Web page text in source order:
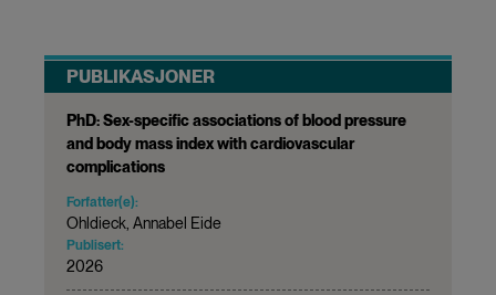
PUBLIKASJONER
PhD: Sex-specific associations of blood pressure
and body mass index with cardiovascular
complications
Forfatter(e):
Ohldieck, Annabel Eide
Publisert:
2026